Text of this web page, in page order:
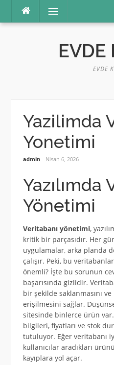
Menü
EVDE
EVDE
Yazilimda
Yonetimi
admin Nisan 6, 2026
Yazılımda
Yönetimi
Veritabanı yönetimi,
kritik bir parçasıdır. Her
uygulamalar, arka planda
çalışır. Peki, bu
önemli? İşte bu sorunun
başarısında gizlidir.
bir şekilde saklanmasını ve
erişilmesini sağlar.
sitesinde binlerce ürün
bilgileri, fiyatları ve stok
tutuluyor. Eğer veritabanı
kullanıcılar aradıkları
kayıplara yol açar.